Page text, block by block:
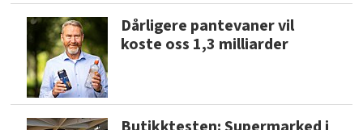
Dårligere pantevaner vil
koste oss 1,3 milliarder